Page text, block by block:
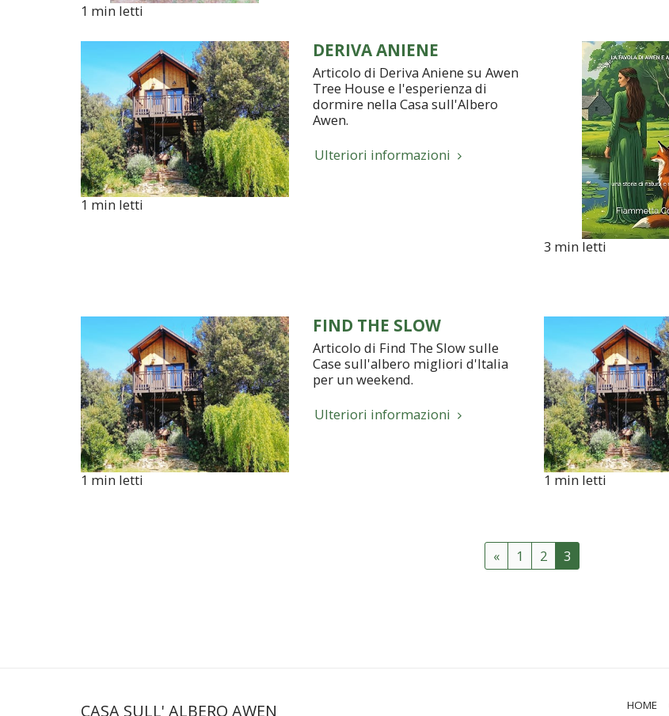
1 min letti
1 min letti
DERIVA ANIENE
Articolo di Deriva Aniene su Awen
Tree House e l'esperienza di
dormire nella Casa sull'Albero
Awen.
Ulteriori informazioni
3 min letti
1 min letti
FIND THE SLOW
Articolo di Find The Slow sulle
Case sull'albero migliori d'Italia
per un weekend.
Ulteriori informazioni
1 min letti
« 1 2 3
CASA SULL' ALBERO AWEN HOME